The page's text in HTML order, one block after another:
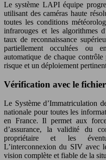
Le système LAPI équipe
utilisant des caméras haute
toutes les conditions
infrarouges et les algorithmes
taux de reconnaissance
partiellement occultées ou
automatique de chaque
risque et un déploiement
Vérification avec le
Le Système d’Immatriculation
nationale pour toutes les
en France. Il permet aux
d’assurance, la validité du
propriétaire et les
L’interconnexion du SIV avec
vision complète et fiable de la